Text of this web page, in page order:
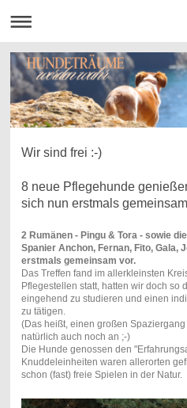
Wir sind frei :-)
8 neue Pflegehunde
sich nun erstmals
2 Rumänen - Pingu & Tora - sowie
Spanier Anchon, Fernan, Fito, Gala,
erstmals gemeinsam vor.
Das Treffen fand im allerkleinsten
Pflegestellen statt, hatten wir doch so
eingehend zu studieren und einen
zu tätigen.
(Das heißt, einen großen
natürlich auch noch an ;-)
Die Hunde genossen den
Knuddeleinheiten waren allerorten
schon (fast) freie Spielen in der Natur.